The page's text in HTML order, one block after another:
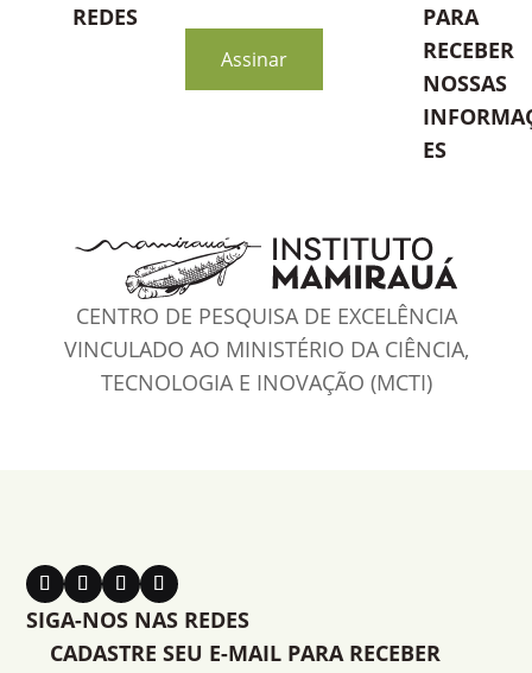
REDES
blank
Assinar
PARA
RECEBER
NOSSAS
ES
CENTRO DE PESQUISA DE EXCELÊNCIA
VINCULADO AO MINISTÉRIO DA CIÊNCIA,
TECNOLOGIA E INOVAÇÃO (MCTI)
SIGA-NOS NAS REDES
CADASTRE SEU E-MAIL PARA RECEBER